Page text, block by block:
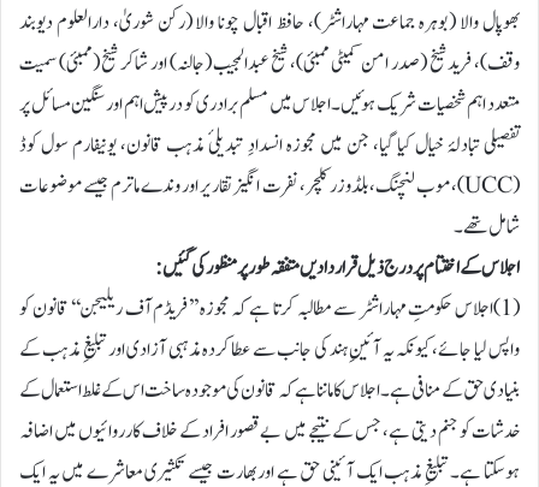
بھوپال والا (بوہرہ جماعت مہاراشٹر)، حافظ اقبال چونا والا (رکن شوریٰ، دارالعلوم دیوبند
وقف)، فرید شیخ (صدر امن کمیٹی ممبئی)، شیخ عبدالمجیب (جالنہ) اور شاکر شیخ (ممبئی) سمیت
متعدد اہم شخصیات شریک ہوئیں۔اجلاس میں مسلم برادری کو درپیش اہم اور سنگین مسائل پر
تفصیلی تبادلۂ خیال کیا گیا، جن میں مجوزہ انسدادِ تبدیلیٔ مذہب قانون، یونیفارم سول کوڈ
(UCC)، موب لنچنگ، بلڈوزر کلچر، نفرت انگیز تقاریر اور وندے ماترم جیسے موضوعات
شامل تھے۔
اجلاس کے اختتام پر درج ذیل قراردادیں متفقہ طور پر منظور کی گئیں:
(1)اجلاس حکومتِ مہاراشٹر سے مطالبہ کرتا ہے کہ مجوزہ ’’فریڈم آف ریلیجن‘‘ قانون کو
واپس لیا جائے، کیونکہ یہ آئینِ ہند کی جانب سے عطا کردہ مذہبی آزادی اور تبلیغِ مذہب کے
بنیادی حق کے منافی ہے۔ اجلاس کا ماننا ہے کہ قانون کی موجودہ ساخت اس کے غلط استعمال کے
خدشات کو جنم دیتی ہے، جس کے نتیجے میں بے قصور افراد کے خلاف کارروائیوں میں اضافہ
ہوسکتا ہے۔ تبلیغِ مذہب ایک آئینی حق ہے اور بھارت جیسے تکثیری معاشرے میں یہ ایک